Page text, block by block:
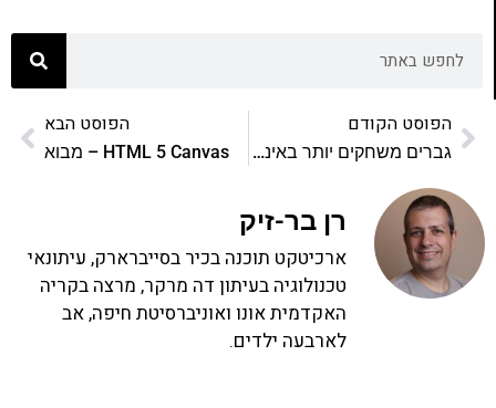
הפוסט הקודם
גברים משחקים יותר באינטרנט
הפוסט הבא
HTML 5 Canvas – מבוא
רן בר-זיק
ארכיטקט תוכנה בכיר בסייברארק, עיתונאי
טכנולוגיה בעיתון דה מרקר, מרצה בקריה
האקדמית אונו ואוניברסיטת חיפה, אב
לארבעה ילדים.